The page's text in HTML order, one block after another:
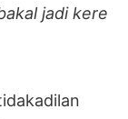
jadi kere